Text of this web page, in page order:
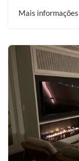
Mais informações